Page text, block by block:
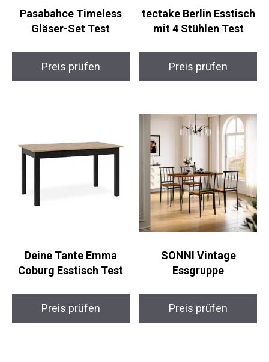
Pasabahce Timeless
Gläser-Set Test
Preis prüfen
tectake Berlin Esstisch
mit 4 Stühlen Test
Preis prüfen
Deine Tante Emma
Coburg Esstisch Test
Preis prüfen
SONNI Vintage
Essgruppe
Preis prüfen